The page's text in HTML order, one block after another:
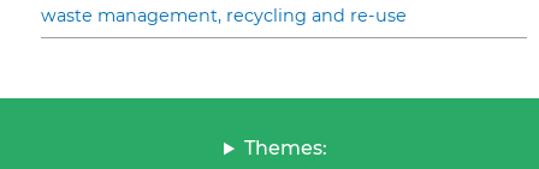
waste management, recycling and re-use
Themes: